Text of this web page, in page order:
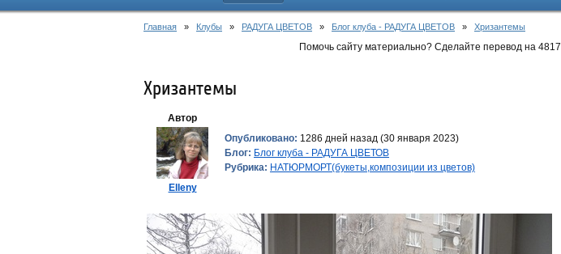
Главная » Клубы » РАДУГА ЦВЕТОВ » Блог клуба - РАДУГА ЦВЕТОВ » Хризантемы
Помочь сайту материально? Сделайте перевод на
Хризантемы
Автор
Elleny
Опубликовано: 1286 дней назад (30 января 2023)
Блог: Блог клуба - РАДУГА ЦВЕТОВ
Рубрика: НАТЮРМОРТ(букеты,композиции из цветов)